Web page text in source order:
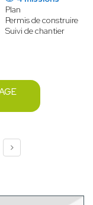
Plan
Permis de construire
Suivi de chantier